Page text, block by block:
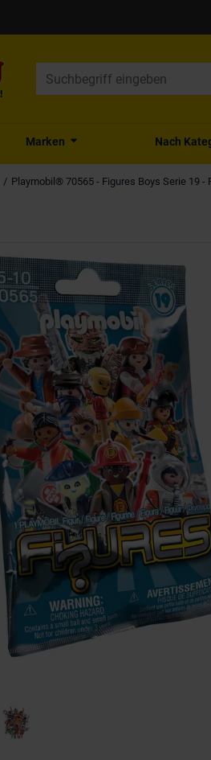
Marken Nach
Playmobil® 70565 - Figures Boys Serie 19 -